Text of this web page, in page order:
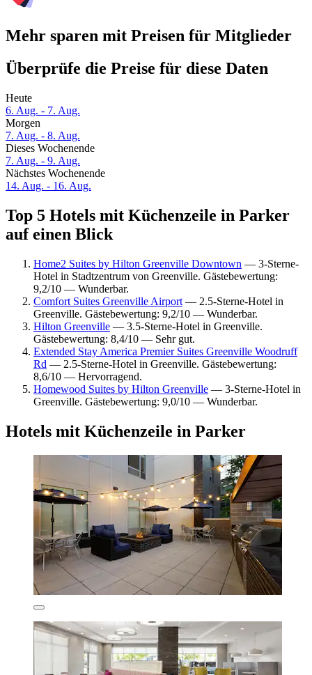
Mehr sparen mit Preisen für Mitglieder
Überprüfe die Preise für diese Daten
Heute
6. Aug. - 7. Aug.
Morgen
7. Aug. - 8. Aug.
Dieses Wochenende
7. Aug. - 9. Aug.
Nächstes Wochenende
14. Aug. - 16. Aug.
Top 5 Hotels mit Küchenzeile in Parker
auf einen Blick
Home2 Suites by Hilton Greenville Downtown — 3-Sterne-
Hotel in Stadtzentrum von Greenville. Gästebewertung:
9,2/10 — Wunderbar.
Comfort Suites Greenville Airport — 2.5-Sterne-Hotel in
Greenville. Gästebewertung: 9,2/10 — Wunderbar.
Hilton Greenville — 3.5-Sterne-Hotel in Greenville.
Gästebewertung: 8,4/10 — Sehr gut.
Extended Stay America Premier Suites Greenville Woodruff
Rd — 2.5-Sterne-Hotel in Greenville. Gästebewertung:
8,6/10 — Hervorragend.
Homewood Suites by Hilton Greenville — 3-Sterne-Hotel in
Greenville. Gästebewertung: 9,0/10 — Wunderbar.
Hotels mit Küchenzeile in Parker